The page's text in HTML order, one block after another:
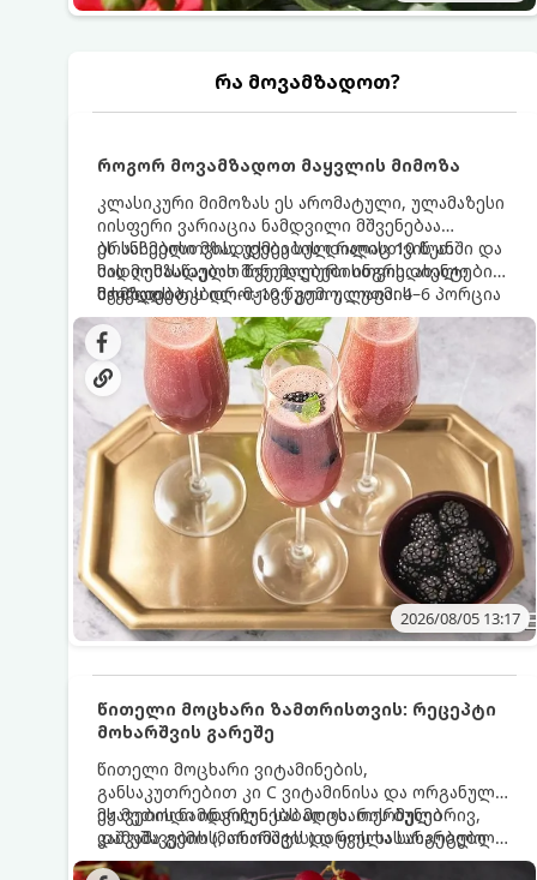
რა მოვამზადოთ?
როგორ მოვამზადოთ მაყვლის მიმოზა
კლასიკური მიმოზას ეს არომატული, ულამაზესი
იისფერი ვარიაცია ნამდვილი მშვენებაა
ბრანჩებისთვის, უქმეების დილისთვის ან
სადღესასწაულო წვეულებებისთვის. ახალი
მაყვლის ტკბილ-მჟავე გემო, ლაიმის
ციტრუსოვანი არომატი და ცქრიალა ღვინის
ბუშტუკები ქმნის საოცრად დახვეწილ და
მაგრილებელ კოქტეილს.
ეს სასმელი მზადდება სულ რაღაც 10 წუთში და
მის მომზადებას მინიმალური ინგრედიენტები
სჭირდება.
მომზადების დრო: 10 წუთი ულუფა: 4–6 პორცია
2026/08/05 13:17
წითელი მოცხარი ზამთრისთვის: რეცეპტი
მოხარშვის გარეშე
წითელი მოცხარი ვიტამინების,
განსაკუთრებით კი C ვიტამინისა და ორგანული
მჟავების ნამდვილი საბადოა. თერმული
დამუშავების (მოხარშვის) დროს სასარგებლო
ნივთიერებების დიდი ნაწილი იშლება. ამიტომ,
ეს მეთოდი ინარჩუნებს მოცხარის ბუნებრივ,
კაშკაშა გემოს, არომატს და ყველა სასარგებლო
თვისებას.